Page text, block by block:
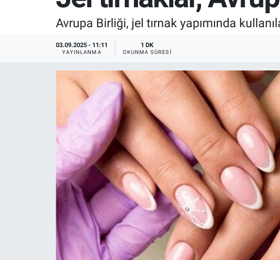
Avrupa Birliği, jel tırnak yapımında
03.09.2025 - 11:11
YAYINLANMA
1 DK
OKUNMA SÜRESI
RESMİ İLANLAR